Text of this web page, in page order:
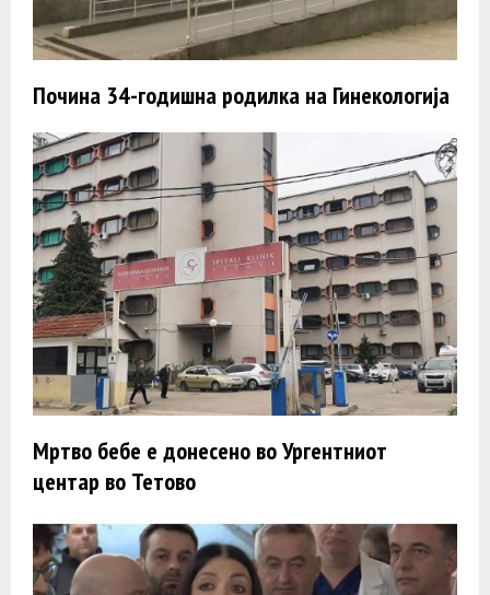
Почина 34-годишна родилка на Гинекологија
Мртво бебе е донесено во Ургентниот
центар во Тетово